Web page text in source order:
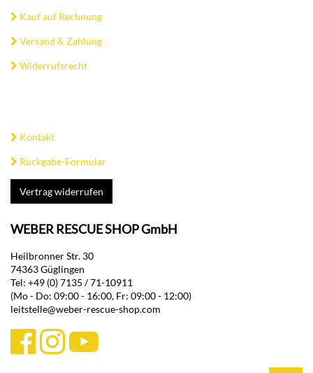
Kauf auf Rechnung
Versand & Zahlung
Widerrufsrecht
Kontakt
Rückgabe-Formular
Vertrag widerrufen
WEBER RESCUE SHOP GmbH
Heilbronner Str. 30
74363 Güglingen
Tel: +49 (0) 7135 / 71-10911
(Mo - Do: 09:00 - 16:00, Fr: 09:00 - 12:00)
leitstelle@weber-rescue-shop.com